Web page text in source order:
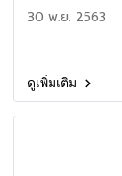
30 พ.ย. 2563
ดูเพิ่มเติม